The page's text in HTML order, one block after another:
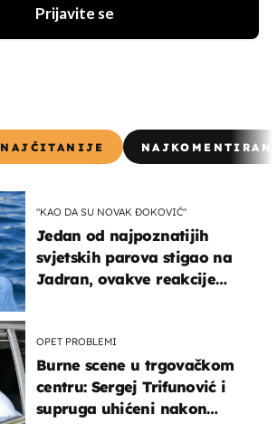
Prijavite se
NAJČITANIJE
"KAO DA SU NOVAK ĐOKOVIĆ"
Jedan od najpoznatijih
svjetskih parova stigao na
Jadran, ovakve reakcije
OPET PROBLEMI
Burne scene u trgovačkom
centru: Sergej Trifunović i
supruga uhićeni nakon